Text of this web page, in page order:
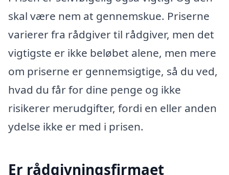
skal være nem at gennemskue. Priserne
varierer fra rådgiver til rådgiver, men det
vigtigste er ikke beløbet alene, men mere
om priserne er gennemsigtige, så du ved,
hvad du får for dine penge og ikke
risikerer merudgifter, fordi en eller anden
ydelse ikke er med i prisen.
Er rådgivningsfirmaet